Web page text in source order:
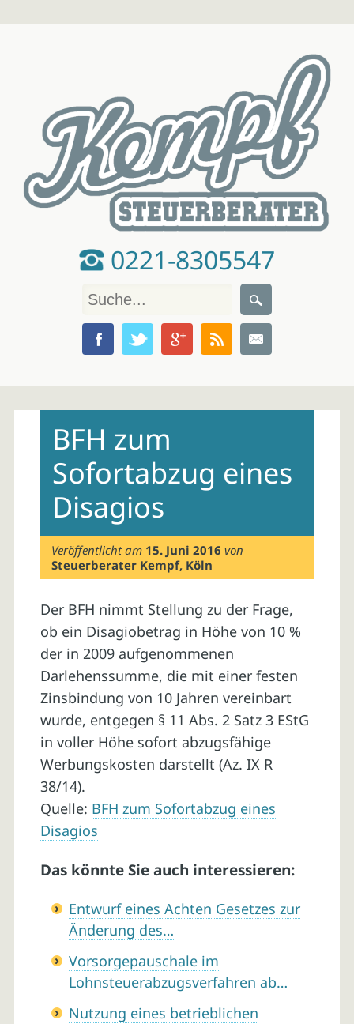
0221-8305547
contentBFH zum
Sofortabzug eines
Disagios
Veröffentlicht am 15. Juni 2016 von
Steuerberater Kempf, Köln
Der BFH nimmt Stellung zu der Frage,
ob ein Disagiobetrag in Höhe von 10 %
der in 2009 aufgenommenen
Darlehenssumme, die mit einer festen
Zinsbindung von 10 Jahren vereinbart
wurde, entgegen § 11 Abs. 2 Satz 3 EStG
in voller Höhe sofort abzugsfähige
Werbungskosten darstellt (Az. IX R
38/14).
Quelle: BFH zum Sofortabzug eines
Disagios
Das könnte Sie auch interessieren:
Entwurf eines Achten Gesetzes zur
Änderung des…
Vorsorgepauschale im
Lohnsteuerabzugsverfahren ab…
Nutzung eines betrieblichen